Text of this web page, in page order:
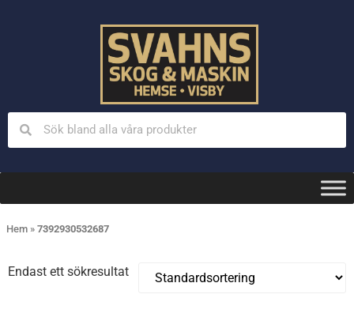
Hem » 7392930532687
Endast ett sökresultat